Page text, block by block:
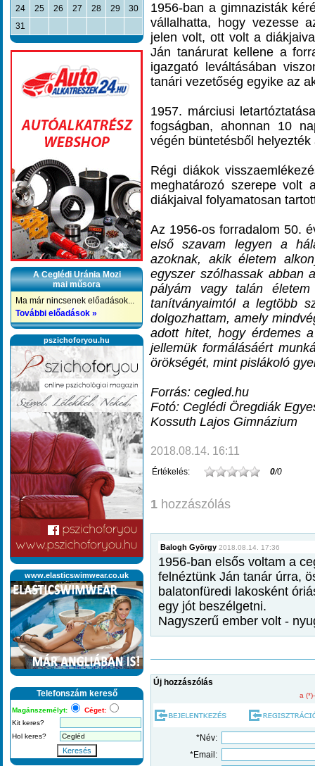
24
25 26 27 28 29
30
31
A Ceglédi Uránia Mozi
mai műsora
Ma már nincsenek előadások...
További előadások »
pszichoforyou.hu
www.elasticswimwear.co.uk
Telefonszám kereső
Magánszemélyt:
Céget:
Kit keres?
Hol keres?
Keresés
1956-ban a gimnazisták
vállalhatta, hogy vezesse
jelen volt, ott volt a
Ján tanárurat kellene a
igazgató leváltásában
tanári vezetőség egyike az
1957. márciusi
fogságban, ahonnan 10
végén büntetésből
Régi diákok
meghatározó szerepe volt
diákjaival folyamatosan
Az 1956-os forradalom 50.
első szavam legyen a
azoknak, akik életem
egyszer szólhassak abban
pályám vagy talán
tanítványaimtól a legtöbb
dolgozhattam, amely
adott hitet, hogy érdemes
jellemük formálásáért
örökségét, mint pislákoló
Forrás: cegled.hu
Fotó: Ceglédi Öregdiák
Kossuth Lajos Gimnázium
2018.08.14. 16:11
Értékelés: 0/0
1 hozzászólás
Balogh György 2018.08.14. 17:36
1956-ban elsős voltam a
felnéztünk Ján tanár úrra,
balatonfüredi lakosként
egy jót beszélgetni.
Nagyszerű ember volt -
Új hozzászólás
a
*Név:
*Email: